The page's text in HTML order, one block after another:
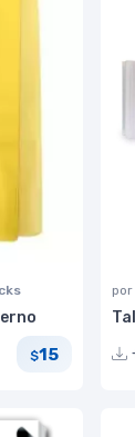
$15
por